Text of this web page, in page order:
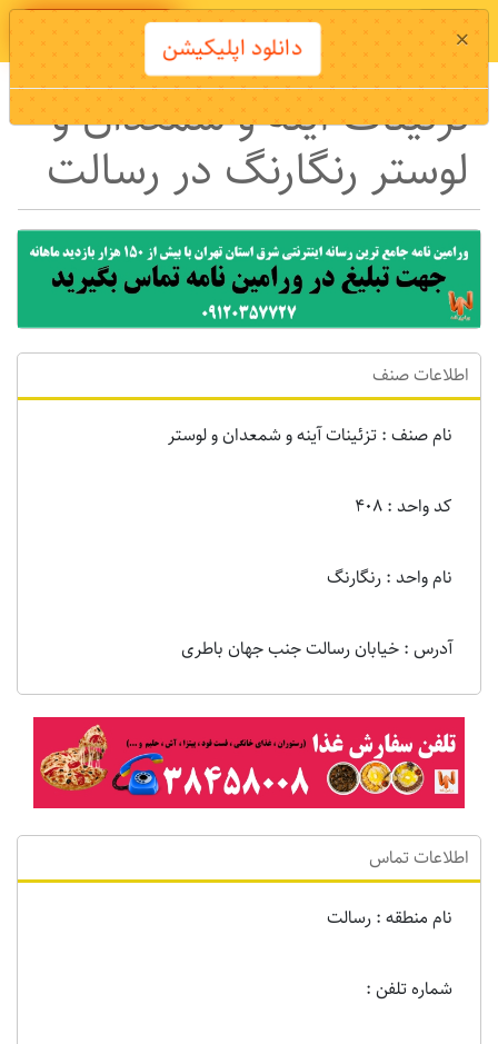
دانلود اپلیکیشن
تزئینات آینه و شمعدان و
لوستر رنگارنگ در رسالت
اطلاعات صنف
نام صنف : تزئینات آینه و شمعدان و لوستر
کد واحد : 408
نام واحد : رنگارنگ
آدرس : خیابان رسالت جنب جهان باطری
اطلاعات تماس
نام منطقه : رسالت
شماره تلفن :
× دانلود اپلیکیشن